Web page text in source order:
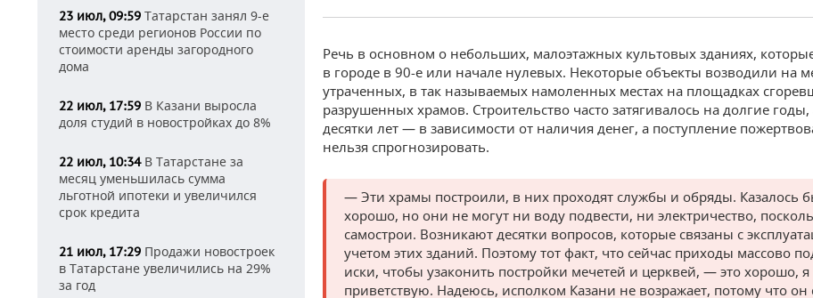
23 июл, 09:59 Татарстан занял 9-е
место среди регионов России по
стоимости аренды загородного
дома
22 июл, 17:59 В Казани выросла
доля студий в новостройках до 8%
22 июл, 10:34В Татарстане за
месяц уменьшилась сумма
льготной ипотеки и увеличился
срок кредита
21 июл, 17:29 Продажи новостроек
в Татарстане увеличились на 29%
за год
Речь в основном о небольших, малоэтажных культовых зданиях,
в городе в 90-е или начале нулевых. Некоторые объекты возводили на
утраченных, в так называемых намоленных местах на площадках
разрушенных храмов. Строительство часто затягивалось на долгие годы,
десятки лет — в зависимости от наличия денег, а поступление
нельзя спрогнозировать.
— Эти храмы построили, в них проходят службы и обряды. Казалось
хорошо, но они не могут ни воду подвести, ни электричество,
самострои. Возникают десятки вопросов, которые связаны с
учетом этих зданий. Поэтому тот факт, что сейчас приходы массово
иски, чтобы узаконить постройки мечетей и церквей, — это хорошо, я
приветствую. Надеюсь, исполком Казани не возражает, потому что он